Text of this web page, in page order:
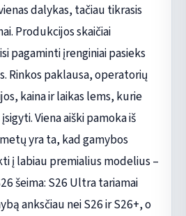
dalykas, tačiau tikrasis
Produkcijos skaičiai
pagaminti įrenginiai pasieks
Rinkos paklausa, operatorių
kaina ir laikas lems, kurie
Viena aiški pamoka iš
yra ta, kad gamybos
į labiau premialius modelius –
šeima: S26 Ultra tariamai
anksčiau nei S26 ir S26+, o